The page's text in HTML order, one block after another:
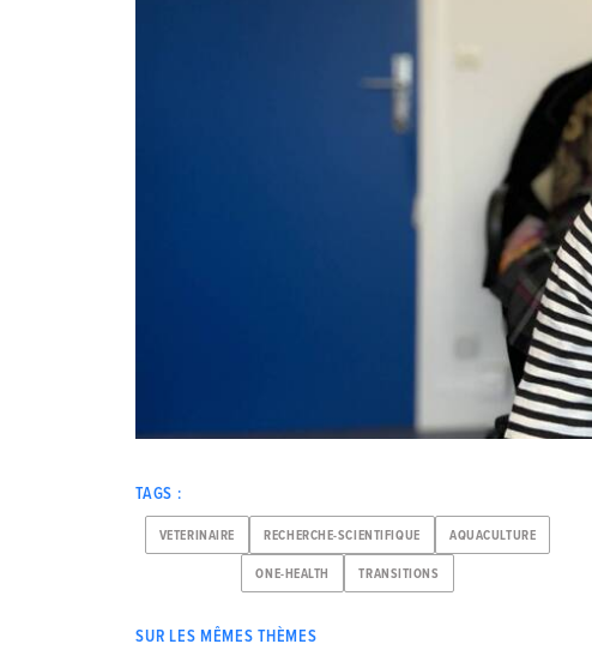
TAGS :
VETERINAIRE RECHERCHE-SCIENTIFIQUE AQUACULTURE
ONE-HEALTH TRANSITIONS
SUR LES MÊMES THÈMES